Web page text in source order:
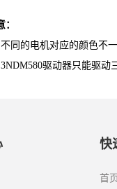
同的电机对应的颜色不一
3NDM580驱动器只能驱动
快
首